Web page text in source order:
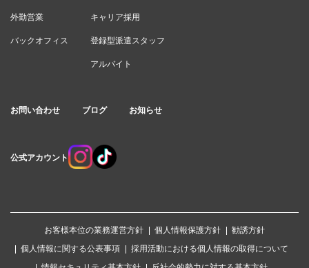
外勤営業
バックオフィス
キャリア採用
登録型派遣スタッフ
アルバイト
お問い合わせ ブログ お知らせ
公式アカウント
お客様本位の業務運営方針 個人情報保護方針
勧誘方針
個人情報に関する公表事項
採用活動における個人情報の取得について